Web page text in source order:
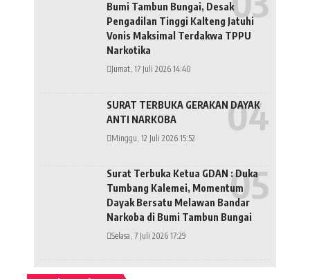
Bumi Tambun Bungai, Desak
Pengadilan Tinggi Kalteng Jatuhi
Vonis Maksimal Terdakwa TPPU
Narkotika
Jumat, 17 Juli 2026 14:40
SURAT TERBUKA GERAKAN DAYAK
ANTI NARKOBA
Minggu, 12 Juli 2026 15:52
Surat Terbuka Ketua GDAN : Duka
Tumbang Kalemei, Momentum
Dayak Bersatu Melawan Bandar
Narkoba di Bumi Tambun Bungai
Selasa, 7 Juli 2026 17:29